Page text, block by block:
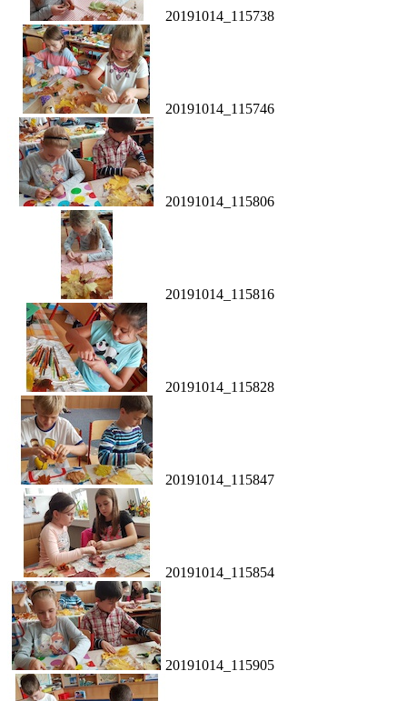
20191014_115738
20191014_115746
20191014_115806
20191014_115816
20191014_115828
20191014_115847
20191014_115854
20191014_115905